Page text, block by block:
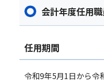
会計年度任用
任用期間
令和9年5月1日から令